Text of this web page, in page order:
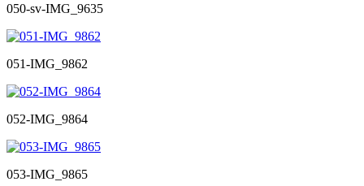
050-sv-IMG_9635
051-IMG_9862
052-IMG_9864
053-IMG_9865